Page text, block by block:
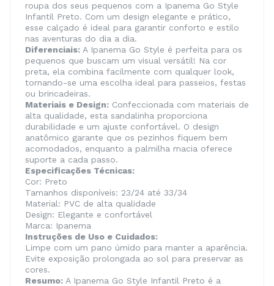
roupa dos seus pequenos com a Ipanema Go Style
Infantil Preto. Com um design elegante e prático,
esse calçado é ideal para garantir conforto e estilo
nas aventuras do dia a dia.
Diferenciais: A Ipanema Go Style é perfeita para os
pequenos que buscam um visual versátil! Na cor
preta, ela combina facilmente com qualquer look,
tornando-se uma escolha ideal para passeios, festas
ou brincadeiras.
Materiais e Design: Confeccionada com materiais de
alta qualidade, esta sandalinha proporciona
durabilidade e um ajuste confortável. O design
anatômico garante que os pezinhos fiquem bem
acomodados, enquanto a palmilha macia oferece
suporte a cada passo.
Especificações Técnicas:
Cor: Preto
Tamanhos disponíveis: 23/24 até 33/34
Material: PVC de alta qualidade
Design: Elegante e confortável
Marca: Ipanema
Instruções de Uso e Cuidados:
Limpe com um pano úmido para manter a aparência.
Evite exposição prolongada ao sol para preservar as
cores.
Resumo: A Ipanema Go Style Infantil Preto é a